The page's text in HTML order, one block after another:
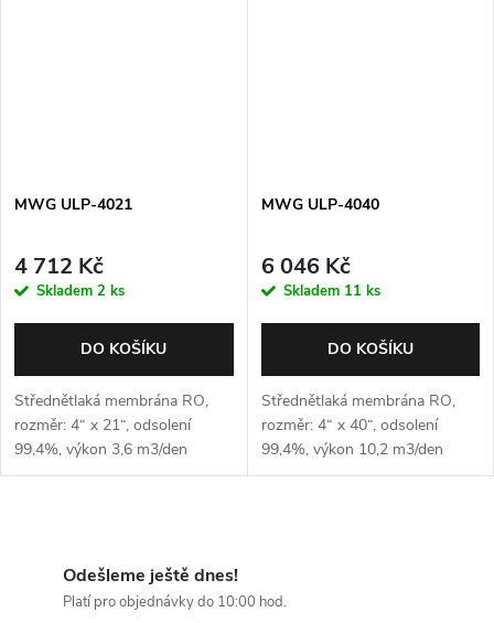
MWG ULP-4021
4 712 Kč
Skladem 2 ks
DO KOŠÍKU
Střednětlaká membrána RO,
rozměr: 4“ x 21“, odsolení
99,4%, výkon 3,6 m3/den
MWG ULP-4040
6 046 Kč
Skladem 11 ks
DO KOŠÍKU
Střednětlaká membrána RO,
rozměr: 4“ x 40“, odsolení
99,4%, výkon 10,2 m3/den
Odešleme ještě dnes!
Platí pro objednávky do 10:00 hod.